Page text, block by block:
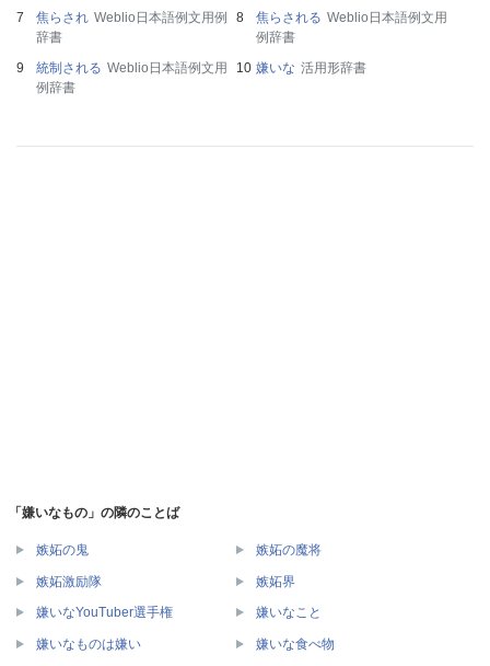
焦らされ Weblio日本語例文用例
辞書
焦らされる Weblio日本語例文用
例辞書
統制される Weblio日本語例文用
例辞書
嫌いな 活用形辞書
「嫌いなもの」の隣のことば
嫉妬の鬼 嫉妬の魔将
嫉妬激励隊 嫉妬界
嫌いなYouTuber選手権 嫌いなこと
嫌いなものは嫌い 嫌いな食べ物